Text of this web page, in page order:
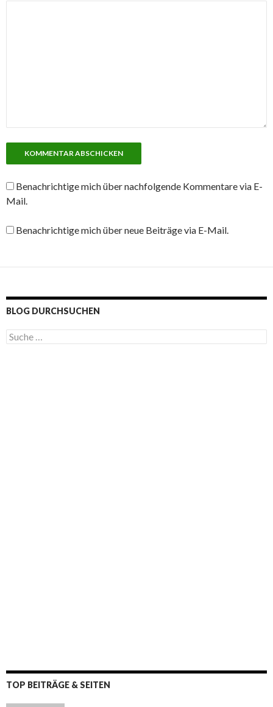
Benachrichtige mich über nachfolgende Kommentare via E-
Mail.
Benachrichtige mich über neue Beiträge via E-Mail.
BLOG DURCHSUCHEN
S
u
TOP BEITRÄGE & SEITEN